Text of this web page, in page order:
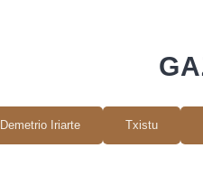
Demetrio Iriarte Txistu